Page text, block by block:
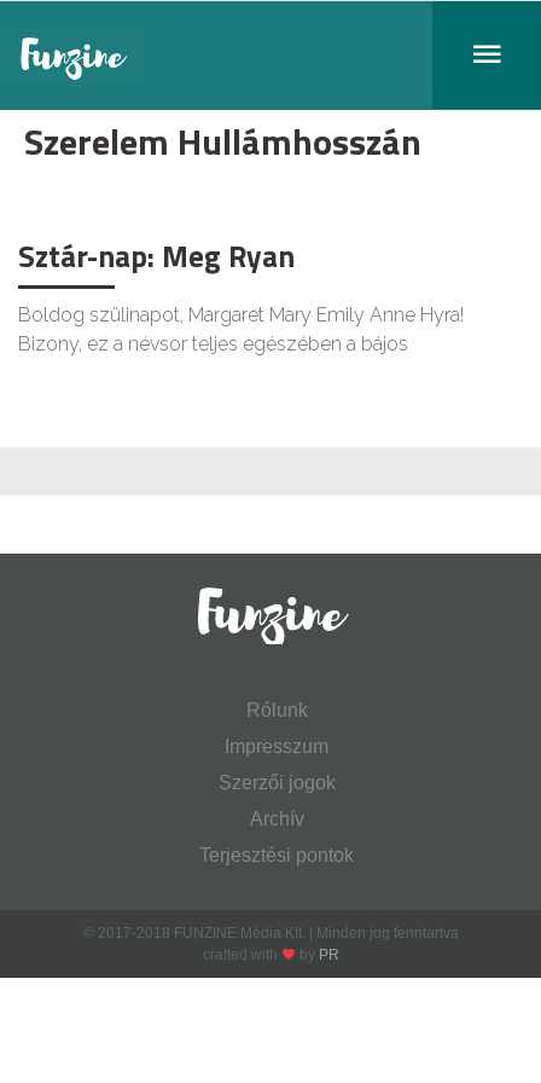
Szerelem Hullámhosszán
Sztár-nap: Meg Ryan
Boldog szülinapot, Margaret Mary Emily Anne Hyra!
Bizony, ez a névsor teljes egészében a bájos
Rólunk
Impresszum
Szerzői jogok
Archív
Terjesztési pontok
© 2017-2018 FUNZINE Média Kft. | Minden jog fenntartva
crafted with
by PR